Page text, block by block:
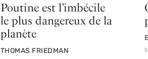
Poutine est l’imbécile
le plus dangereux de la
planète
PAR
THOMAS FRIEDMAN